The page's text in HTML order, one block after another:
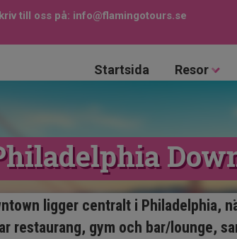
till oss på: info@flamingotours.se
Startsida Resor
ligger centralt i Philadelphia,
restaurang, gym och bar/lounge,